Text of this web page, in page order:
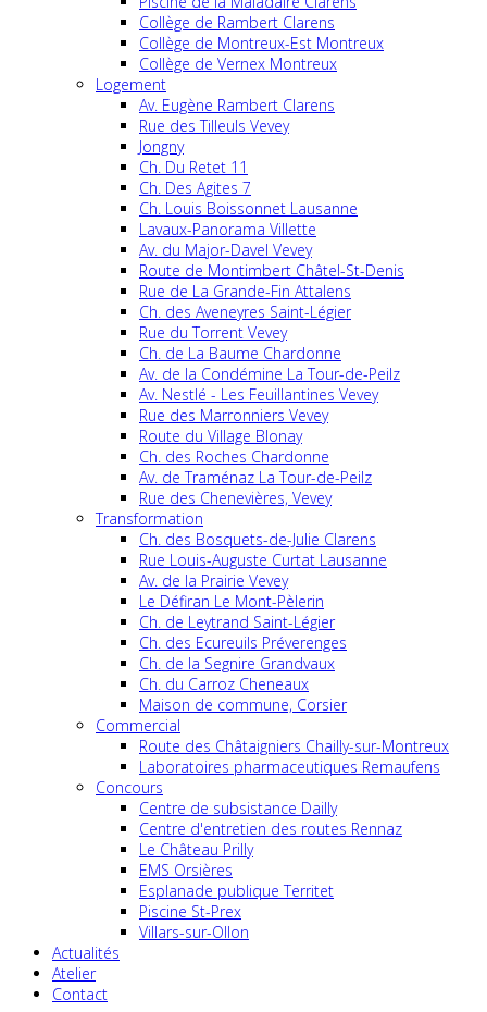
Collège de Rambert Clarens
Collège de Montreux-Est Montreux
Collège de Vernex Montreux
Logement
Av. Eugène Rambert Clarens
Rue des Tilleuls Vevey
Jongny
Ch. Du Retet 11
Ch. Des Agites 7
Ch. Louis Boissonnet Lausanne
Lavaux-Panorama Villette
Av. du Major-Davel Vevey
Route de Montimbert Châtel-St-Denis
Rue de La Grande-Fin Attalens
Ch. des Aveneyres Saint-Légier
Rue du Torrent Vevey
Ch. de La Baume Chardonne
Av. de la Condémine La Tour-de-Peilz
Av. Nestlé - Les Feuillantines Vevey
Rue des Marronniers Vevey
Route du Village Blonay
Ch. des Roches Chardonne
Av. de Traménaz La Tour-de-Peilz
Rue des Chenevières, Vevey
Transformation
Ch. des Bosquets-de-Julie Clarens
Rue Louis-Auguste Curtat Lausanne
Av. de la Prairie Vevey
Le Défiran Le Mont-Pèlerin
Ch. de Leytrand Saint-Légier
Ch. des Ecureuils Préverenges
Ch. de la Segnire Grandvaux
Ch. du Carroz Cheneaux
Maison de commune, Corsier
Commercial
Route des Châtaigniers Chailly-sur-Montreux
Laboratoires pharmaceutiques Remaufens
Concours
Centre de subsistance Dailly
Centre d'entretien des routes Rennaz
Le Château Prilly
EMS Orsières
Esplanade publique Territet
Piscine St-Prex
Villars-sur-Ollon
Actualités
Atelier
Contact